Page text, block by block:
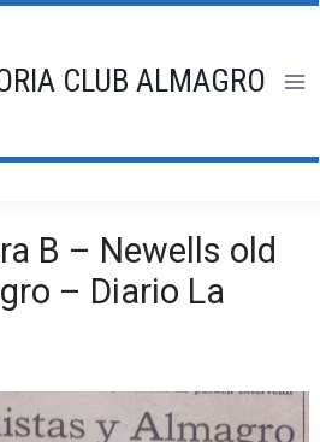
CLUB ALMAGRO
B – Newells old
– Diario La